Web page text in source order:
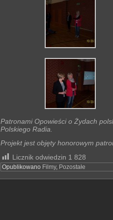
Patronami Opowieści o Żydach
Polskiego Radia.
Projekt jest objęty honorowym
Licznik odwiedzin 1 828
Opublikowano Filmy, Pozostałe